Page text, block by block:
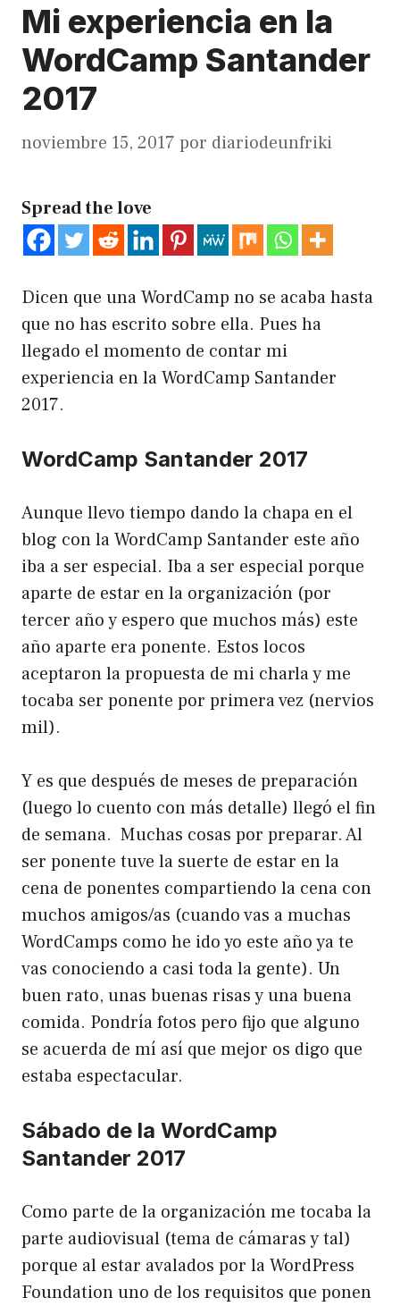
Mi experiencia en la
WordCamp Santander
2017
noviembre 15, 2017 por diariodeunfriki
Spread the love
Dicen que una WordCamp no se acaba hasta
que no has escrito sobre ella. Pues ha
llegado el momento de contar mi
experiencia en la WordCamp Santander
2017.
WordCamp Santander 2017
Aunque llevo tiempo dando la chapa en el
blog con laWordCamp Santander este año
iba a ser especial. Iba a ser especial porque
aparte de estar en la organización (por
tercer año y espero que muchos más) este
año aparte era ponente. Estos locos
aceptaron la propuesta de mi charla y me
tocaba ser ponente por primera vez (nervios
mil).
Y es que después de meses de preparación
(luego lo cuento con más detalle) llegó el fin
de semana. Muchas cosas por preparar. Al
ser ponente tuve la suerte de estar en la
cena de ponentes compartiendo la cena con
muchos amigos/as (cuando vas a muchas
WordCamps como he ido yo este año ya te
vas conociendo a casi toda la gente). Un
buen rato, unas buenas risas y una buena
comida. Pondría fotos pero fijo que alguno
se acuerda de mí así que mejor os digo que
estaba espectacular.
Sábado de la WordCamp
Santander 2017
Como parte de la organización me tocaba la
parte audiovisual (tema de cámaras y tal)
porque al estar avalados por la WordPress
Foundation uno de los requisitos que ponen